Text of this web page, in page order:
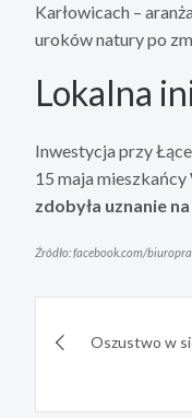
Karłowicach –
uroków natury po
Lokalna
Inwestycja przy
15 maja
zdobyła uznanie
Źródło: facebook.com/
wpisuOszustwo w